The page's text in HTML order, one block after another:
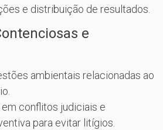
e distribuição de resultados.
e
ambientais relacionadas ao
conflitos judiciais e
para evitar litígios.